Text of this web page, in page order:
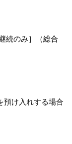
続のみ］（総合
預け入れする場合